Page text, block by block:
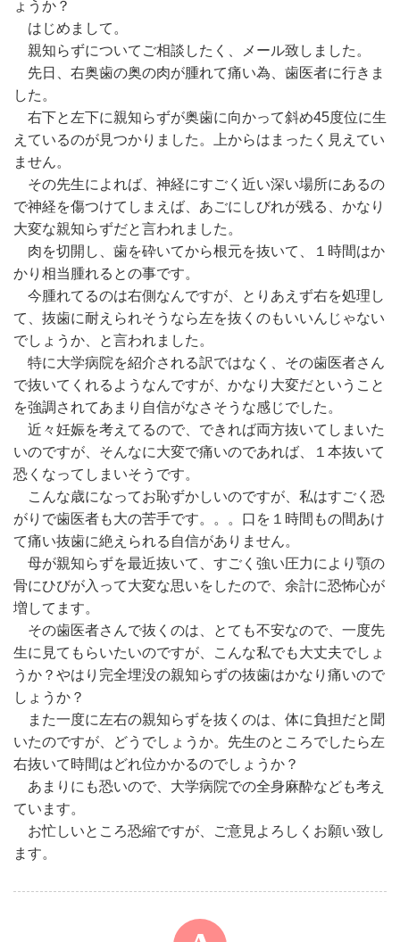
ょうか？
はじめまして。
親知らずについてご相談したく、メール致しました。
先日、右奥歯の奥の肉が腫れて痛い為、歯医者に行きま
した。
右下と左下に親知らずが奥歯に向かって斜め45度位に生
えているのが見つかりました。上からはまったく見えてい
ません。
その先生によれば、神経にすごく近い深い場所にあるの
で神経を傷つけてしまえば、あごにしびれが残る、かなり
大変な親知らずだと言われました。
肉を切開し、歯を砕いてから根元を抜いて、１時間はか
かり相当腫れるとの事です。
今腫れてるのは右側なんですが、とりあえず右を処理し
て、抜歯に耐えられそうなら左を抜くのもいいんじゃない
でしょうか、と言われました。
特に大学病院を紹介される訳ではなく、その歯医者さん
で抜いてくれるようなんですが、かなり大変だということ
を強調されてあまり自信がなさそうな感じでした。
近々妊娠を考えてるので、できれば両方抜いてしまいた
いのですが、そんなに大変で痛いのであれば、１本抜いて
恐くなってしまいそうです。
こんな歳になってお恥ずかしいのですが、私はすごく恐
がりで歯医者も大の苦手です。。。口を１時間もの間あけ
て痛い抜歯に絶えられる自信がありません。
母が親知らずを最近抜いて、すごく強い圧力により顎の
骨にひびが入って大変な思いをしたので、余計に恐怖心が
増してます。
その歯医者さんで抜くのは、とても不安なので、一度先
生に見てもらいたいのですが、こんな私でも大丈夫でしょ
うか？やはり完全埋没の親知らずの抜歯はかなり痛いので
しょうか？
また一度に左右の親知らずを抜くのは、体に負担だと聞
いたのですが、どうでしょうか。先生のところでしたら左
右抜いて時間はどれ位かかるのでしょうか？
あまりにも恐いので、大学病院での全身麻酔なども考え
ています。
お忙しいところ恐縮ですが、ご意見よろしくお願い致し
ます。